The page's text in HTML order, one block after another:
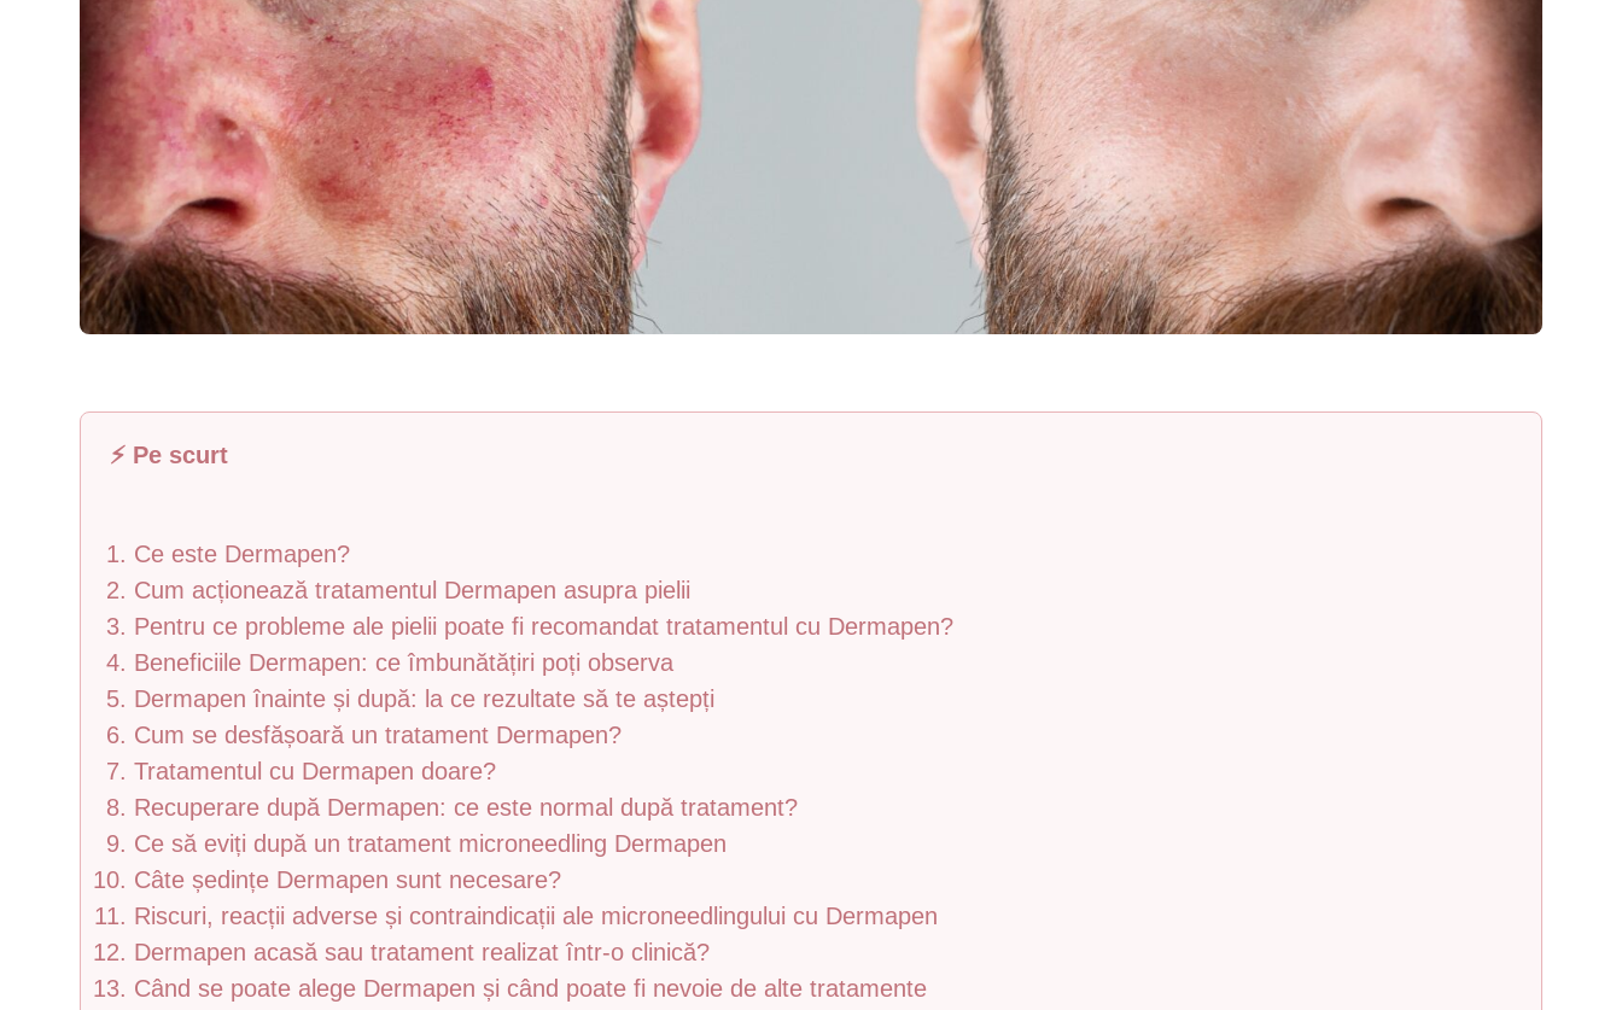
⚡ Pe scurt
Ce este Dermapen?
Cum acționează tratamentul Dermapen asupra pielii
Pentru ce probleme ale pielii poate fi recomandat tratamentul cu Dermapen?
Beneficiile Dermapen: ce îmbunătățiri poți observa
Dermapen înainte și după: la ce rezultate să te aștepți
Cum se desfășoară un tratament Dermapen?
Tratamentul cu Dermapen doare?
Recuperare după Dermapen: ce este normal după tratament?
Ce să eviți după un tratament microneedling Dermapen
Câte ședințe Dermapen sunt necesare?
Riscuri, reacții adverse și contraindicații ale microneedlingului cu Dermapen
Dermapen acasă sau tratament realizat într-o clinică?
Când se poate alege Dermapen și când poate fi nevoie de alte tratamente